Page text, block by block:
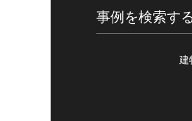
事例を検索す
建